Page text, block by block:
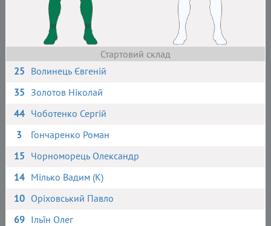
Стартовий склад
25 Волинець Євгеній
35 Золотов Ніколай
44 Чоботенко Сергій
3
Гончаренко Роман
15 Чорноморець Олександр
14 Мілько Вадим (К)
10 Оріховський Павло
69 Ільїн Олег